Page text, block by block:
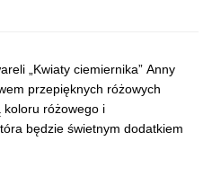
„Kwiaty ciemiernika” Anny
przepięknych różowych
koloru różowego i
będzie świetnym dodatkiem